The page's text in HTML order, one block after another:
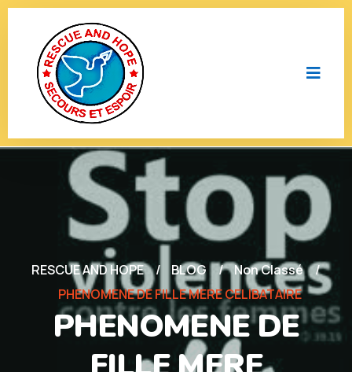
RESCUE AND HOPE BLOG
Non Classé
PHENOMENE DE FILLE MERE CELIBATAIRE
PHENOMENE DE